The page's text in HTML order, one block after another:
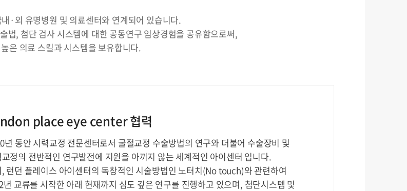
·외 유명병원 및 의료센터와 연계되어 있습니다.
법, 첨단 검사 시스템에 대한 공동연구 임상경험을 공유함으로써,
은 의료 스킬과 시스템을 보유합니다.
place eye center 협력
년 동안 시력교정 전문센터로서 굴절교정 수술방법의 연구와 더불어 수술장비 및
정의 전반적인 연구발전에 지원을 아끼지 않는 세계적인 아이센터 입니다.
런던 플레이스 아이센터의 독창적인 시술방법인 노터치(No touch)와 관련하여
년 교류를 시작한 아래 현재까지 심도 깊은 연구를 진행하고 있으며, 첨단시스템 및